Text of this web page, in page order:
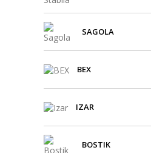
SAGOLA
BEX
IZAR
BOSTIK